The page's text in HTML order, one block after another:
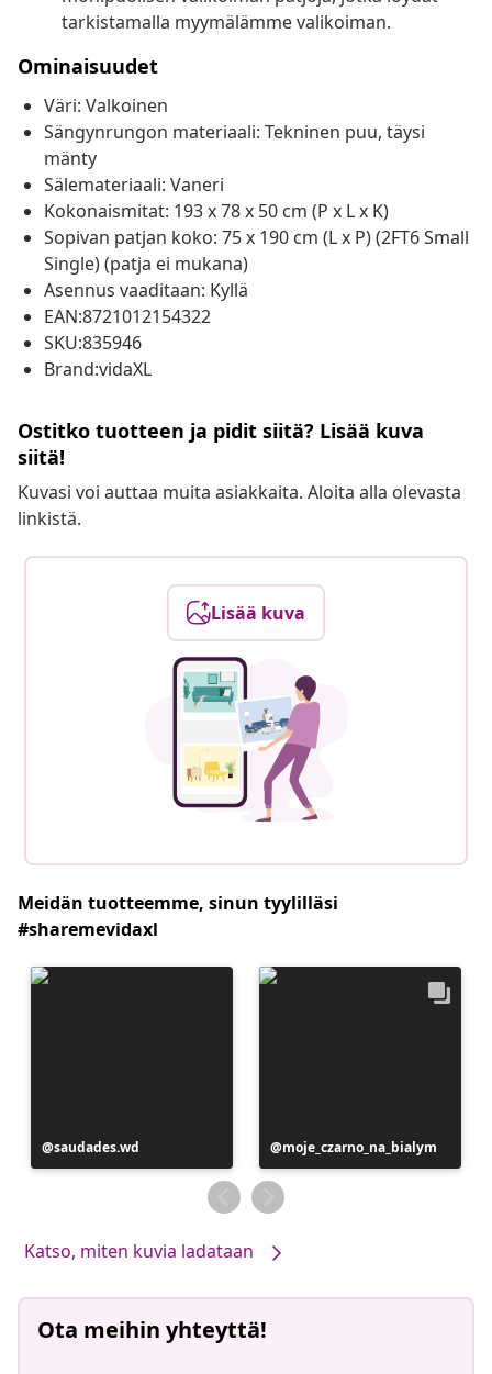
tarkistamalla myymälämme valikoiman.
Ominaisuudet
Väri: Valkoinen
Sängynrungon materiaali: Tekninen puu, täysi
mänty
Sälemateriaali: Vaneri
Kokonaismitat: 193 x 78 x 50 cm (P x L x K)
Sopivan patjan koko: 75 x 190 cm (L x P) (2FT6 Small
Single) (patja ei mukana)
Asennus vaaditaan: Kyllä
EAN:8721012154322
SKU:835946
Brand:vidaXL
Ostitko tuotteen ja pidit siitä? Lisää kuva
siitä!
Kuvasi voi auttaa muita asiakkaita. Aloita alla olevasta
linkistä.
Lisää kuva
Meidän tuotteemme, sinun tyylilläsi
#sharemevidaxl
Julkaissut
saudades.wd Julkaissut
moje_czarno_na_bialym
Katso, miten kuvia ladataan
Ota meihin yhteyttä!